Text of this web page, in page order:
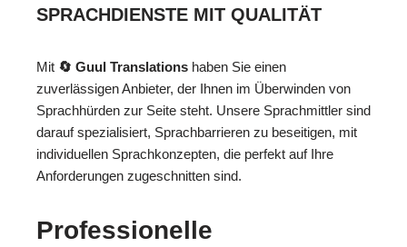
SPRACHDIENSTE MIT QUALITÄT
Mit 🔄 Guul Translations haben Sie einen
zuverlässigen Anbieter, der Ihnen im Überwinden von
Sprachhürden zur Seite steht. Unsere Sprachmittler sind
darauf spezialisiert, Sprachbarrieren zu beseitigen, mit
individuellen Sprachkonzepten, die perfekt auf Ihre
Anforderungen zugeschnitten sind.
Professionelle